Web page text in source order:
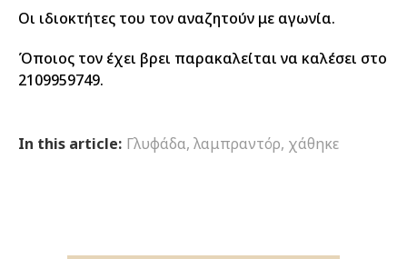
Οι ιδιοκτήτες του τον αναζητούν με αγωνία.
Όποιος τον έχει βρει παρακαλείται να καλέσει στο
2109959749.
In this article: Γλυφάδα, λαμπραντόρ, χάθηκε